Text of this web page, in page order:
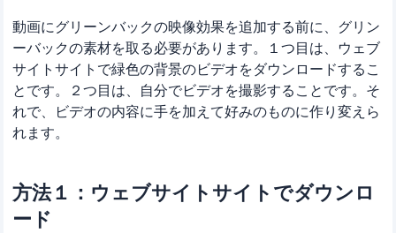
動画にグリーンバックの映像効果を追加する前に、グリン
ーバックの素材を取る必要があります。１つ目は、ウェブ
サイトサイトで緑色の背景のビデオをダウンロードするこ
とです。２つ目は、自分でビデオを撮影することです。そ
れで、ビデオの内容に手を加えて好みのものに作り変えら
れます。
方法１：ウェブサイトサイトでダウンロ
ード